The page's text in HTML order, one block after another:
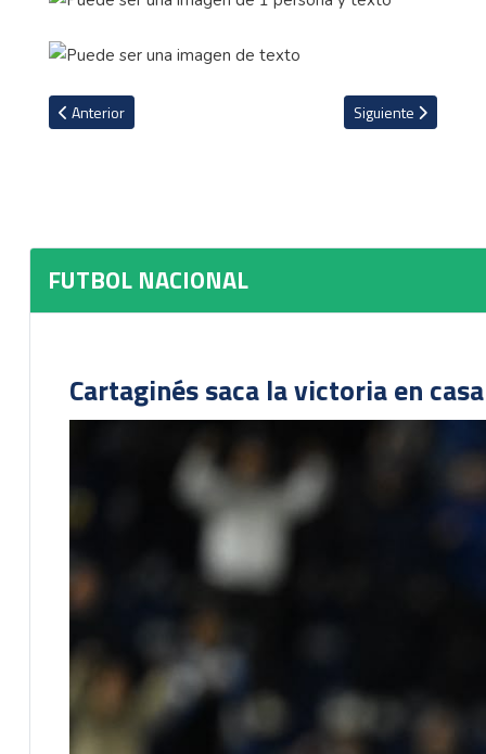
Artículo anterior: El histórico futbolista salvadoreño 'Pelé' Zapata
Anterior Artículo siguiente:
Siguiente
FUTBOL NACIONAL
Cartaginés saca la victoria en